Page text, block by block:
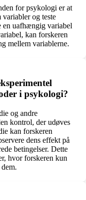
for psykologi er at
variabler og teste
en uafhængig variabel
kan forskeren
mellem variablerne.
i psykologi?
og andre
kontrol, der udøves
kan forskeren
dens effekt på
betingelser. Dette
hvor forskeren kun